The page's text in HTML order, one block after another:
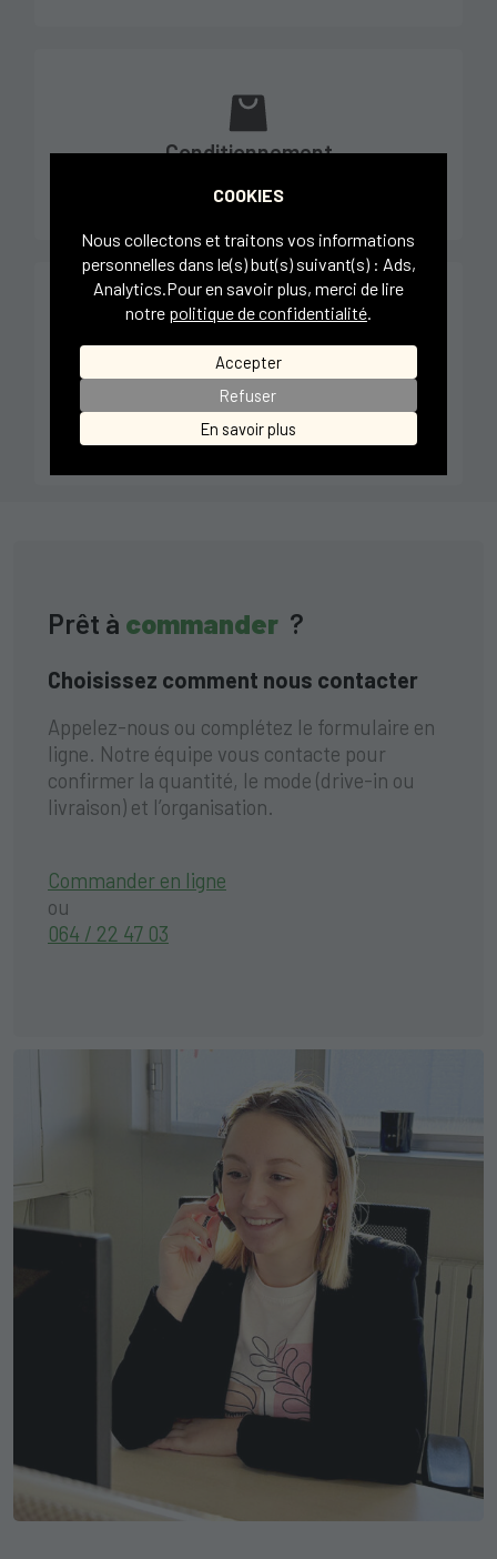
COOKIES
Nous collectons et traitons vos informations
personnelles dans le(s) but(s) suivant(s) : Ads,
Analytics.Pour en savoir plus, merci de lire
notre politique de confidentialité.
Accepter
Refuser
En savoir plus
Conditionnement
Performance énergétique
Haut pouvoir calorifique et faible teneur en
cendres
Prêt à commander ?
Choisissez comment nous contacter
Appelez-nous ou complétez le formulaire en
ligne. Notre équipe vous contacte pour
confirmer la quantité, le mode (drive-in ou
livraison) et l’organisation.
Commander en ligne
ou
064 / 22 47 03